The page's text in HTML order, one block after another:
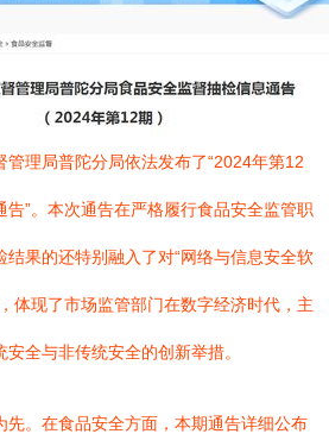
管理局普陀分局依法发布了“2024年第12
”。本次通告在严格履行食品安全监管职
果的还特别融入了对“网络与信息安全软
体现了市场监管部门在数字经济时代，主
全与非传统安全的创新举措。
先。在食品安全方面，本期通告详细公布